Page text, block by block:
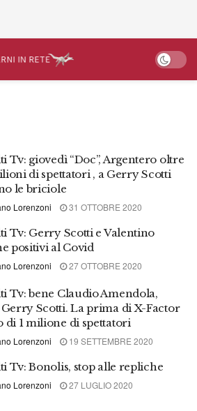
Tv: giovedì “Doc”, Argentero oltre
di spettatori , a Gerry Scotti
le briciole
Lorenzoni 31 OTTOBRE 2020
Tv: Gerry Scotti e Valentino
positivi al Covid
Lorenzoni 27 OTTOBRE 2020
Tv: bene Claudio Amendola,
Scotti. La prima di X-Factor
di 1 milione di spettatori
Lorenzoni 19 SETTEMBRE 2020
Tv: Bonolis, stop alle repliche
Lorenzoni 27 LUGLIO 2020